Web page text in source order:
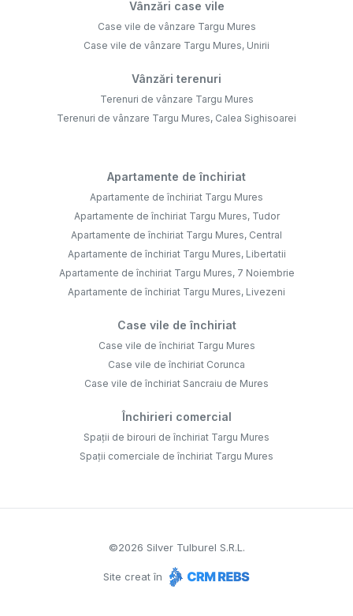
Vânzări case vile
Case vile de vânzare Targu Mures
Case vile de vânzare Targu Mures, Unirii
Vânzări terenuri
Terenuri de vânzare Targu Mures
Terenuri de vânzare Targu Mures, Calea Sighisoarei
Apartamente de închiriat
Apartamente de închiriat Targu Mures
Apartamente de închiriat Targu Mures, Tudor
Apartamente de închiriat Targu Mures, Central
Apartamente de închiriat Targu Mures, Libertatii
Apartamente de închiriat Targu Mures, 7 Noiembrie
Apartamente de închiriat Targu Mures, Livezeni
Case vile de închiriat
Case vile de închiriat Targu Mures
Case vile de închiriat Corunca
Case vile de închiriat Sancraiu de Mures
Închirieri comercial
Spații de birouri de închiriat Targu Mures
Spații comerciale de închiriat Targu Mures
©2026 Silver Tulburel S.R.L.
Site creat în